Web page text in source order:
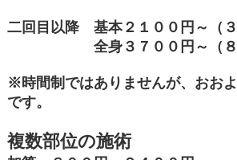
二回目以降 基本２１００円～（３
全身３７００円～（８０
※時間制ではありませんが、おお
です。
複数部位の施術